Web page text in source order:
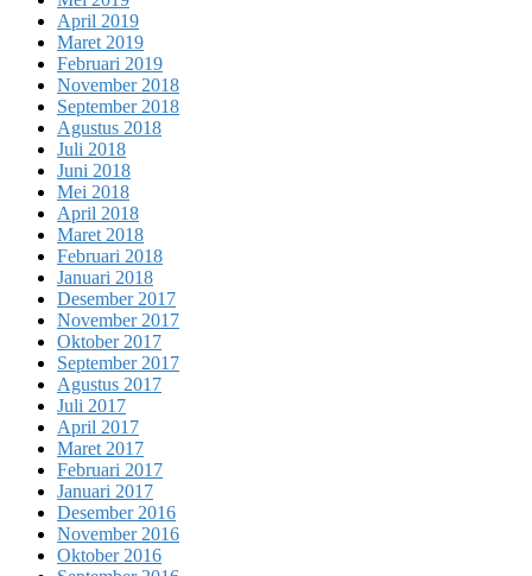
April 2019
Maret 2019
Februari 2019
November 2018
September 2018
Agustus 2018
Juli 2018
Juni 2018
Mei 2018
April 2018
Maret 2018
Februari 2018
Januari 2018
Desember 2017
November 2017
Oktober 2017
September 2017
Agustus 2017
Juli 2017
April 2017
Maret 2017
Februari 2017
Januari 2017
Desember 2016
November 2016
Oktober 2016